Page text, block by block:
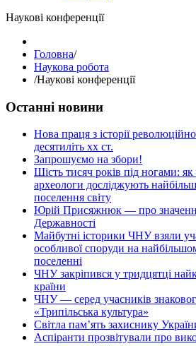
Наукові конференції
Головна/
Наукова робота
/Наукові конференції
Останні новини
Нова праця з історії
десятиліть хх ст.
Запрошуємо на збори!
Шість тисяч років під ногами:
археологи досліджують
поселення світу
Юрій Присяжнюк — про
Державності
Майбутні історики ЧНУ взяли
особливої споруди на
поселенні
ЧНУ закріпився у тридцятці
країни
ЧНУ — серед учасників
«Трипільська культура»
Світла пам’ять захиснику
Аспіранти прозвітували про